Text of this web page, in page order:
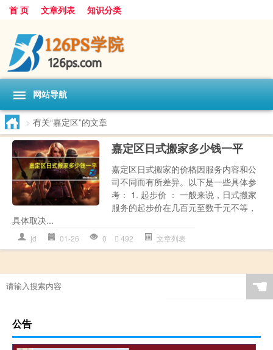
首 页 文章列表 知识分类
网站导航
> 有关“嘉定区”的文章
嘉定区日式搬家多少钱一平
嘉定区日式搬家的价格因服务内容和公
司不同而有所差异。以下是一些具体参
考： 1. 起步价 ： 一般来说，日式搬家
服务的起步价在几百元至数千元不等，
具体取决...
jd 01-26 0 492 文章列表
☚
公告